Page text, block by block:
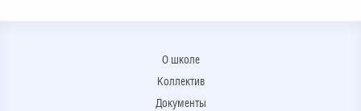
О школе
Коллектив
Документы